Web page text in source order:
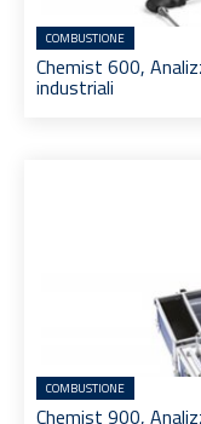
COMBUSTIONE
Chemist 600,
industriali
COMBUSTIONE
Chemist 900,